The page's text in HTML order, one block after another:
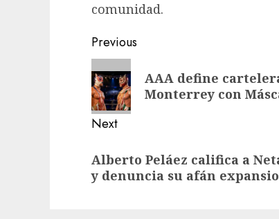
comunidad.
Previous
AAA define
Monterrey con
Next
Alberto Peláez califica a
y denuncia su afán